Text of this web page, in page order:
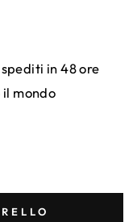
in 48 ore
mondo